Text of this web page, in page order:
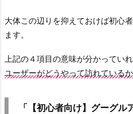
大体この辺りを抑えておけば初心
ます。
上記の４項目の意味が分かっていれ
ユーザーがどうやって訪れているか
「【初心者向け】グーグル